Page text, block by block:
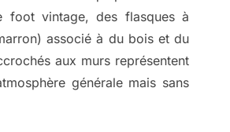
vintage, des flasques à
associé à du bois et du
aux murs représentent
générale mais sans